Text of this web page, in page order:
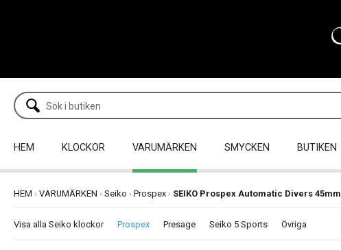
HEM KLOCKOR VARUMÄRKEN SMYCKEN BUTIKEN
HEM › VARUMÄRKEN › Seiko › Prospex › SEIKO Prospex Automatic Divers 45mm
Visa alla Seiko klockor Prospex Presage Seiko 5 Sports Övriga